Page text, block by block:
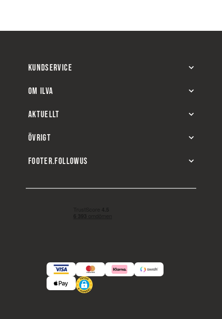
KUNDSERVICE
OM ILVA
AKTUELLT
ÖVRIGT
FOOTER.FOLLOWUS